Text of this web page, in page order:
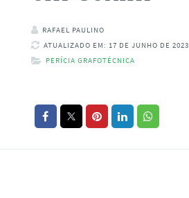
RAFAEL PAULINO
ATUALIZADO EM: 17 DE JUNHO DE 2023
PERÍCIA GRAFOTÉCNICA